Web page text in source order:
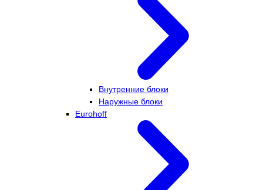
Внутренние блоки
Наружные блоки
Eurohoff